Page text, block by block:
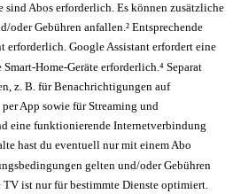
Abos erforderlich. Es können zusätzliche
oder Gebühren anfallen.² Entsprechende
erforderlich. Google Assistant erfordert eine
Home-Geräte erforderlich.⁴ Separat
z. B. für Benachrichtigungen auf
App sowie für Streaming und
eine funktionierende Internetverbindung
hast du eventuell nur mit einem Abo
gelten und/oder Gebühren
ist nur für bestimmte Dienste optimiert.